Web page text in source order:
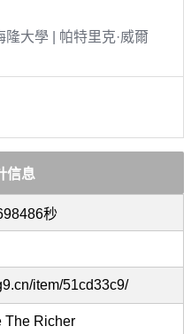
大學 | 帕特里克·威爾
信息
秒
item/51cd33c9/
The Richer